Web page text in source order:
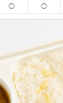
ご飯の種類」プル
はいっており満
にたまります。
てから食せば良
ミナー›ランチミー
◯ ◯